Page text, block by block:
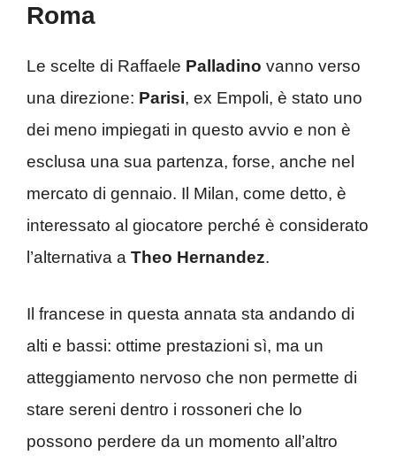
Roma
Le scelte di Raffaele Palladino vanno verso
una direzione: Parisi, ex Empoli, è stato uno
dei meno impiegati in questo avvio e non è
esclusa una sua partenza, forse, anche nel
mercato di gennaio. Il Milan, come detto, è
interessato al giocatore perché è considerato
l’alternativa a Theo Hernandez.
Il francese in questa annata sta andando di
alti e bassi: ottime prestazioni sì, ma un
atteggiamento nervoso che non permette di
stare sereni dentro i rossoneri che lo
possono perdere da un momento all’altro